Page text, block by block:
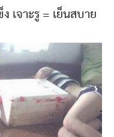
เจาะรู = เย็นสบาย